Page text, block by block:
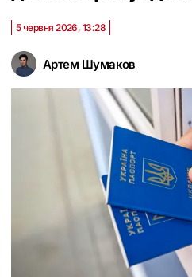
Артем Шумаков
5 червня 2026, 13:28